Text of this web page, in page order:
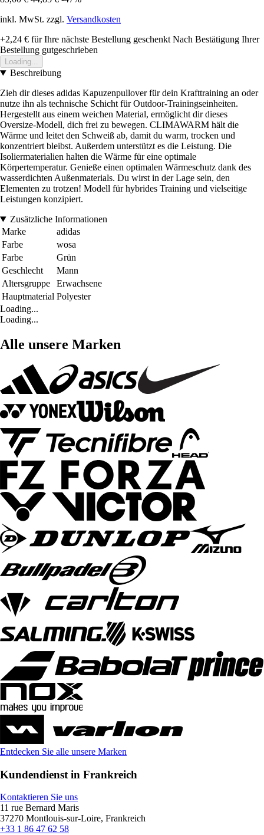
inkl. MwSt. zzgl. Versandkosten
+2,24 € für Ihre nächste Bestellung geschenkt Nach Bestätigung Ihrer
Bestellung gutgeschrieben
Loading...
Beschreibung
Zieh dir dieses adidas Kapuzenpullover für dein Krafttraining an oder
nutze ihn als technische Schicht für Outdoor-Trainingseinheiten.
Hergestellt aus einem weichen Material, ermöglicht dir dieses
Oversize-Modell, dich frei zu bewegen. CLIMAWARM hält die
Wärme und leitet den Schweiß ab, damit du warm, trocken und
konzentriert bleibst. Außerdem unterstützt es die Leistung. Die
Isoliermaterialien halten die Wärme für eine optimale
Körpertemperatur. Genieße einen optimalen Wärmeschutz dank des
wasserdichten Außenmaterials. Du wirst in der Lage sein, den
Elementen zu trotzen! Modell für hybrides Training und vielseitige
Leistungen konzipiert.
Zusätzliche Informationen
Marke
adidas
Farbe
wosa
Farbe
Grün
Geschlecht
Mann
Altersgruppe
Erwachsene
Hauptmaterial Polyester
Loading...
Loading...
Alle unsere Marken
Entdecken Sie alle unsere Marken
Kundendienst in Frankreich
Kontaktieren Sie uns
11 rue Bernard Maris
37270 Montlouis-sur-Loire, Frankreich
+33 1 86 47 62 58